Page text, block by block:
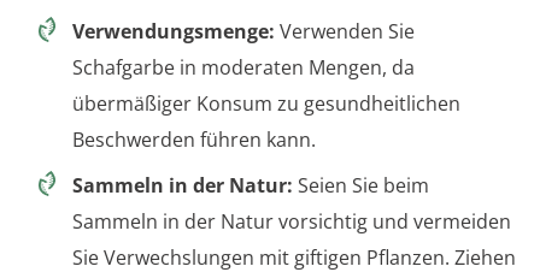
Verwendungsmenge: Verwenden Sie
Schafgarbe in moderaten Mengen, da
übermäßiger Konsum zu gesundheitlichen
Beschwerden führen kann.
Sammeln in der Natur: Seien Sie beim
Sammeln in der Natur vorsichtig und vermeiden
Sie Verwechslungen mit giftigen Pflanzen. Ziehen